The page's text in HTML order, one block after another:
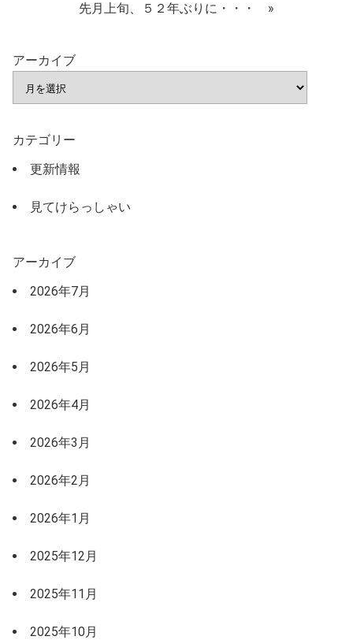
アーカイブ
カテゴリー
更新情報
見てけらっしゃい
アーカイブ
2026年7月
2026年6月
2026年5月
2026年4月
2026年3月
2026年2月
2026年1月
2025年12月
2025年11月
2025年10月
先月上旬、５２年ぶりに・・・ »